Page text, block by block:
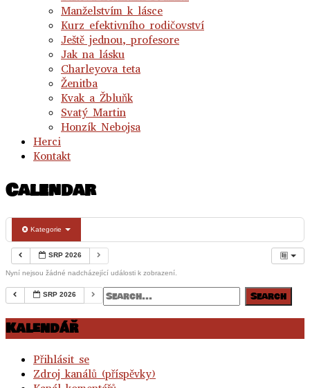
Manželstvím k lásce
Kurz efektivního rodičovství
Ještě jednou, profesore
Jak na lásku
Charleyova teta
Ženitba
Kvak a Žbluňk
Svatý Martin
Honzík Nebojsa
Herci
Kontakt
Calendar
Kategorie
SRP 2026
Nyní nejsou žádné nadcházející události k zobrazení.
SRP 2026
Kalendář
Přihlásit se
Zdroj kanálů (příspěvky)